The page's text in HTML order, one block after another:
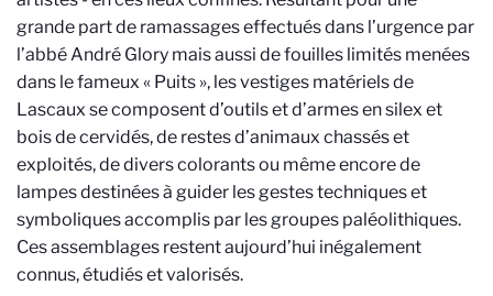
grande part de ramassages effectués dans l’urgence par
l’abbé André Glory mais aussi de fouilles limités menées
dans le fameux « Puits », les vestiges matériels de
Lascaux se composent d’outils et d’armes en silex et
bois de cervidés, de restes d’animaux chassés et
exploités, de divers colorants ou même encore de
lampes destinées à guider les gestes techniques et
symboliques accomplis par les groupes paléolithiques.
Ces assemblages restent aujourd’hui inégalement
connus, étudiés et valorisés.